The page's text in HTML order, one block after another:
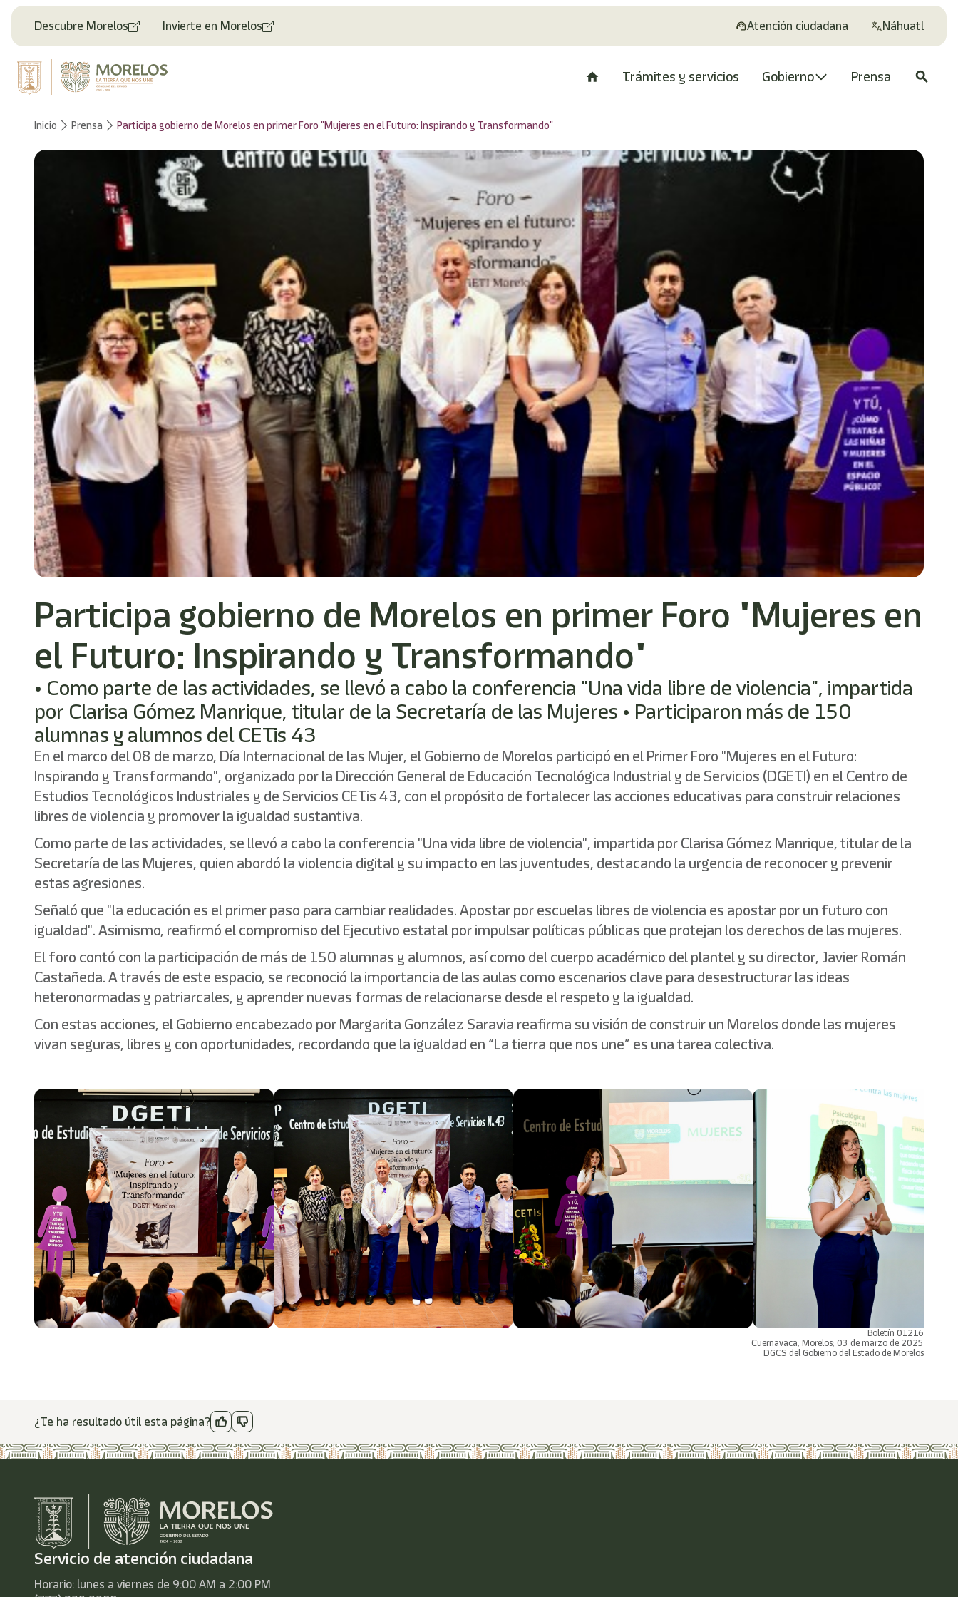
Descubre Morelos Invierte en Morelos Atención ciudadana Náhuatl
Trámites y servicios Gobierno Prensa search
Inicio Prensa Participa gobierno de Morelos en primer Foro "Mujeres en el Futuro: Inspirando y Transformando"
Participa gobierno de Morelos en primer Foro "Mujeres en
el Futuro: Inspirando y Transformando"
• Como parte de las actividades, se llevó a cabo la conferencia "Una vida libre de violencia", impartida
por Clarisa Gómez Manrique, titular de la Secretaría de las Mujeres • Participaron más de 150
alumnas y alumnos del CETis 43
En el marco del 08 de marzo, Día Internacional de las Mujer, el Gobierno de Morelos participó en el Primer Foro "Mujeres en el Futuro:
Inspirando y Transformando", organizado por la Dirección General de Educación Tecnológica Industrial y de Servicios (DGETI) en el Centro de
Estudios Tecnológicos Industriales y de Servicios CETis 43, con el propósito de fortalecer las acciones educativas para construir relaciones
libres de violencia y promover la igualdad sustantiva.
Como parte de las actividades, se llevó a cabo la conferencia "Una vida libre de violencia", impartida por Clarisa Gómez Manrique, titular de la
Secretaría de las Mujeres, quien abordó la violencia digital y su impacto en las juventudes, destacando la urgencia de reconocer y prevenir
estas agresiones.
Señaló que "la educación es el primer paso para cambiar realidades. Apostar por escuelas libres de violencia es apostar por un futuro con
igualdad". Asimismo, reafirmó el compromiso del Ejecutivo estatal por impulsar políticas públicas que protejan los derechos de las mujeres.
El foro contó con la participación de más de 150 alumnas y alumnos, así como del cuerpo académico del plantel y su director, Javier Román
Castañeda. A través de este espacio, se reconoció la importancia de las aulas como escenarios clave para desestructurar las ideas
heteronormadas y patriarcales, y aprender nuevas formas de relacionarse desde el respeto y la igualdad.
Con estas acciones, el Gobierno encabezado por Margarita González Saravia reafirma su visión de construir un Morelos donde las mujeres
vivan seguras, libres y con oportunidades, recordando que la igualdad en “La tierra que nos une” es una tarea colectiva.
Boletín 01216
Cuernavaca, Morelos; 03 de marzo de 2025
DGCS del Gobierno del Estado de Morelos
¿Te ha resultado útil esta página?
Servicio de atención ciudadana
Horario: lunes a viernes de 9:00 AM a 2:00 PM